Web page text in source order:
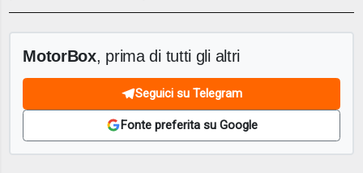
MotorBox, prima di tutti gli altri
Seguici su Telegram
Fonte preferita su Google